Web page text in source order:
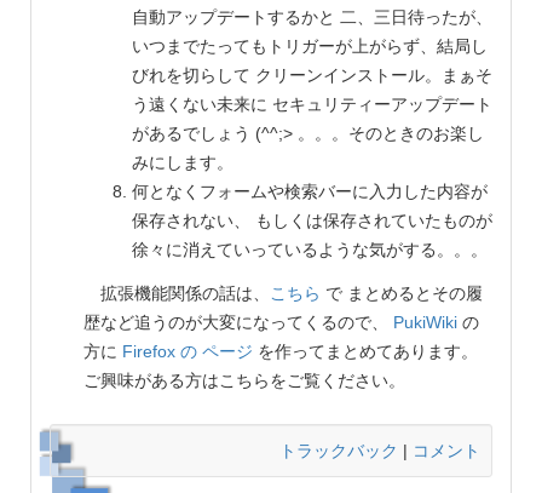
自動アップデートするかと 二、三日待ったが、
いつまでたってもトリガーが上がらず、結局し
びれを切らして クリーンインストール。まぁそ
う遠くない未来に セキュリティーアップデート
があるでしょう (^^;> 。。。そのときのお楽し
みにします。
何となくフォームや検索バーに入力した内容が
保存されない、 もしくは保存されていたものが
徐々に消えていっているような気がする。。。
拡張機能関係の話は、 こちら で まとめるとその履
歴など追うのが大変になってくるので、 PukiWiki の
方に Firefox の ページ を作ってまとめてあります。
ご興味がある方はこちらをご覧ください。
トラックバック | コメント